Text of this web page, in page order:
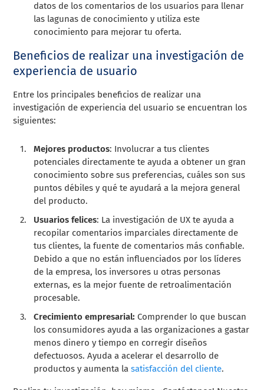
datos de los comentarios de los usuarios para llenar
las lagunas de conocimiento y utiliza este
conocimiento para mejorar tu oferta.
Beneficios de realizar una investigación de
experiencia de usuario
Entre los principales beneficios de realizar una
investigación de experiencia del usuario se encuentran los
siguientes:
Mejores productos: Involucrar a tus clientes
potenciales directamente te ayuda a obtener un gran
conocimiento sobre sus preferencias, cuáles son sus
puntos débiles y qué te ayudará a la mejora general
del producto.
Usuarios felices: La investigación de UX te ayuda a
recopilar comentarios imparciales directamente de
tus clientes, la fuente de comentarios más confiable.
Debido a que no están influenciados por los líderes
de la empresa, los inversores u otras personas
externas, es la mejor fuente de retroalimentación
procesable.
Crecimiento empresarial: Comprender lo que buscan
los consumidores ayuda a las organizaciones a gastar
menos dinero y tiempo en corregir diseños
defectuosos. Ayuda a acelerar el desarrollo de
productos y aumenta lasatisfacción del cliente.